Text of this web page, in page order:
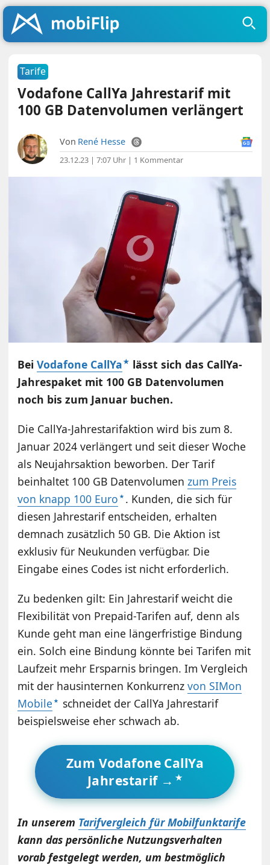
Tarife
Vodafone CallYa Jahrestarif mit
100 GB Datenvolumen verlängert
Von René Hesse
23.12.23 | 7:07 Uhr | 1 Kommentar
BeiVodafone CallYa
lässt sich das CallYa-
Jahrespaket mit 100 GB Datenvolumen
noch bis zum Januar buchen.
Die CallYa-Jahrestarifaktion wird bis zum 8.
Januar 2024 verlängert und seit dieser Woche
als Neujahrsaktion beworben. Der Tarif
beinhaltet 100 GB Datenvolumenzum Preis
von knapp 100 Euro . Kunden, die sich für
diesen Jahrestarif entscheiden, erhalten
demnach zusätzlich 50 GB. Die Aktion ist
exklusiv für Neukunden verfügbar. Die
Eingabe eines Codes ist nicht erforderlich.
Zu bedenken gilt: Ein Jahrestarif weicht die
Flexibilität von Prepaid-Tarifen auf, denn als
Kunde geht man eine längerfristige Bindung
ein. Solch eine Bindung könnte bei Tarifen mit
Laufzeit mehr Ersparnis bringen. Im Vergleich
mit der hausinternen Konkurrenzvon SIMon
Mobile
schneidet der CallYa Jahrestarif
beispielsweise eher schwach ab.
Zum Vodafone CallYa
Jahrestarif →
In unserem Tarifvergleich für Mobilfunktarife
kann das persönliche Nutzungsverhalten
vorab festgelegt werden, um bestmöglich